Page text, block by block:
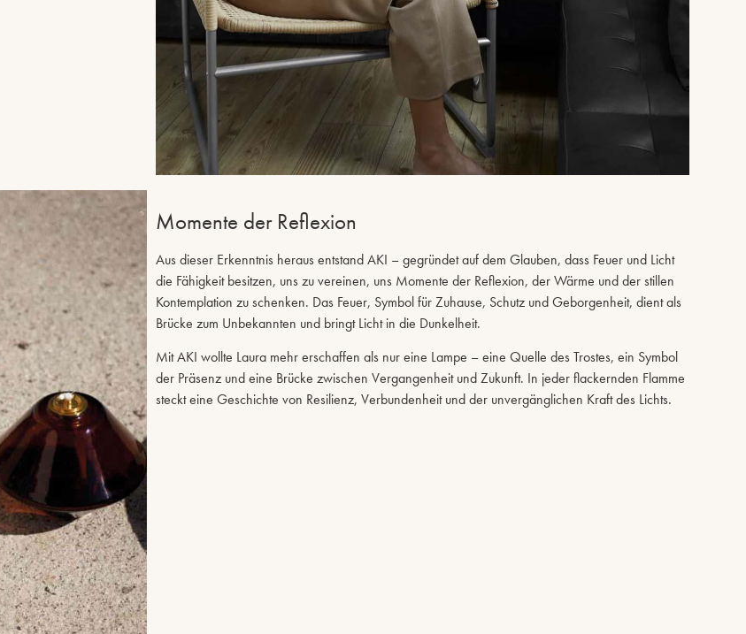
Momente der Reflexion
Aus dieser Erkenntnis heraus entstand AKI – gegründet auf dem Glauben, dass Feuer und Licht
die Fähigkeit besitzen, uns zu vereinen, uns Momente der Reflexion, der Wärme und der stillen
Kontemplation zu schenken. Das Feuer, Symbol für Zuhause, Schutz und Geborgenheit, dient als
Brücke zum Unbekannten und bringt Licht in die Dunkelheit.
Mit AKI wollte Laura mehr erschaffen als nur eine Lampe – eine Quelle des Trostes, ein Symbol
der Präsenz und eine Brücke zwischen Vergangenheit und Zukunft. In jeder flackernden Flamme
steckt eine Geschichte von Resilienz, Verbundenheit und der unvergänglichen Kraft des Lichts.